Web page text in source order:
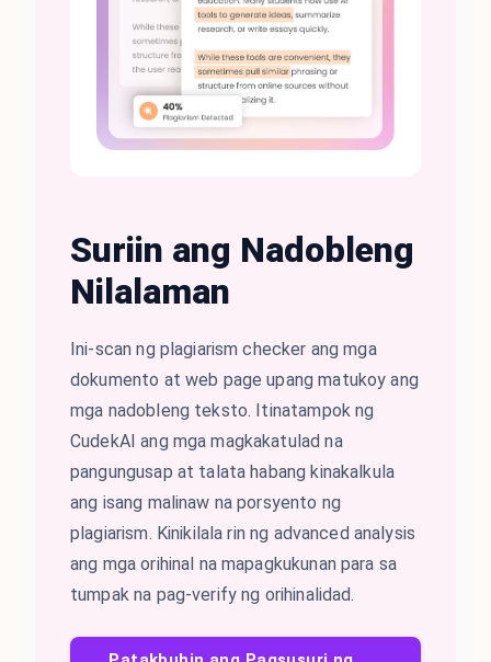
Suriin ang Nadobleng
Nilalaman
Ini-scan ng plagiarism checker ang mga
dokumento at web page upang matukoy ang
mga nadobleng teksto. Itinatampok ng
CudekAI ang mga magkakatulad na
pangungusap at talata habang kinakalkula
ang isang malinaw na porsyento ng
plagiarism. Kinikilala rin ng advanced analysis
ang mga orihinal na mapagkukunan para sa
tumpak na pag-verify ng orihinalidad.